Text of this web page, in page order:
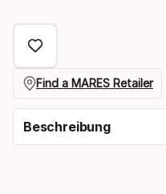
Find a MARES Retailer
Beschreibung